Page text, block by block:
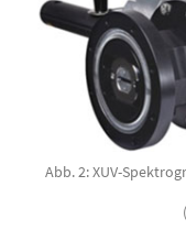
Abb. 2: XUV-